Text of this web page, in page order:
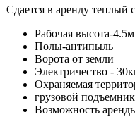
Сдается в аренду теплый
Рабочая высота-4.5м
Полы-антипыль
Ворота от земли
Электричество -
Охраняемая
грузовой
Возможность